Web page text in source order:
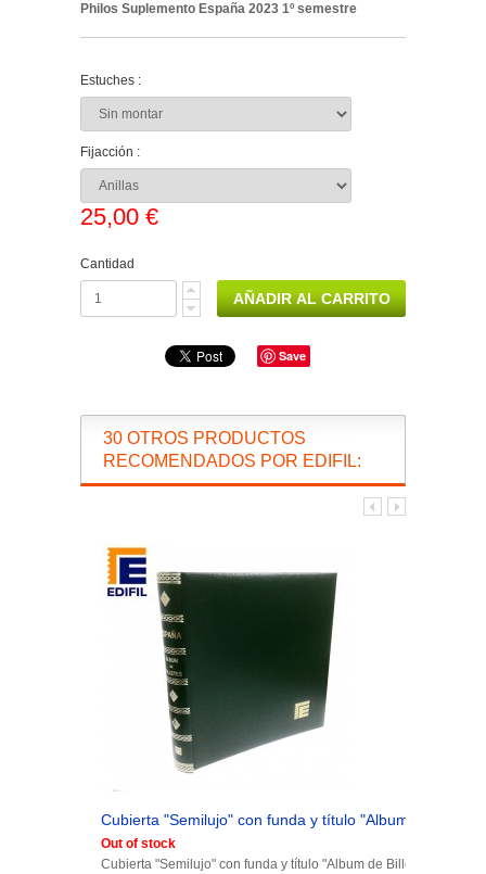
Philos Suplemento España 2023 1º semestre
Estuches :
Fijacción :
25,00 €
Cantidad
Save
30 OTROS PRODUCTOS
RECOMENDADOS POR EDIFIL:
Cubierta "Semilujo" con funda y título "Album de
Out of stock
Cubierta "Semilujo" con funda y título "Album de Billetes España"